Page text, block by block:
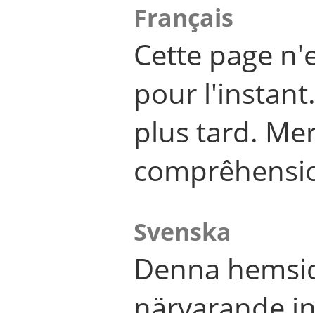
Français
Cette page
pour
plus tard.
Svenska
Denna